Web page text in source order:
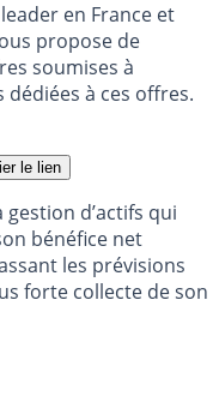
en France et
propose de
soumises à
à ces offres.
le lien
d’actifs qui
bénéfice net
les prévisions
forte collecte de son